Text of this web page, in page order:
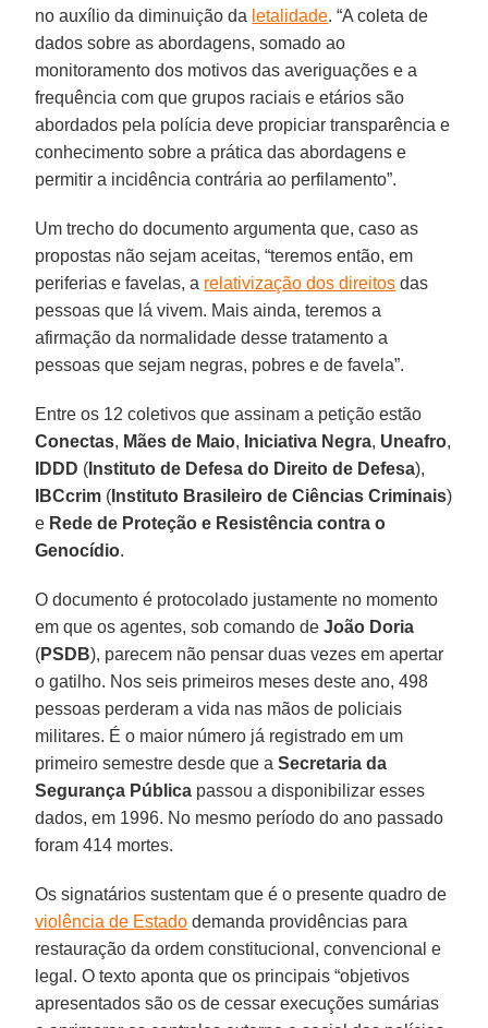
no auxílio da diminuição da letalidade. “A coleta de
dados sobre as abordagens, somado ao
monitoramento dos motivos das averiguações e a
frequência com que grupos raciais e etários são
abordados pela polícia deve propiciar transparência e
conhecimento sobre a prática das abordagens e
permitir a incidência contrária ao perfilamento”.
Um trecho do documento argumenta que, caso as
propostas não sejam aceitas, “teremos então, em
periferias e favelas, a relativização dos direitos das
pessoas que lá vivem. Mais ainda, teremos a
afirmação da normalidade desse tratamento a
pessoas que sejam negras, pobres e de favela”.
Entre os 12 coletivos que assinam a petição estão
Conectas, Mães de Maio, Iniciativa Negra, Uneafro,
IDDD ( Instituto de Defesa do Direito de Defesa),
IBCcrim ( Instituto Brasileiro de Ciências Criminais)
e Rede de Proteção e Resistência contra o
Genocídio.
O documento é protocolado justamente no momento
em que os agentes, sob comando deJoão Doria
(PSDB), parecem não pensar duas vezes em apertar
o gatilho. Nos seis primeiros meses deste ano, 498
pessoas perderam a vida nas mãos de policiais
militares. É o maior número já registrado em um
primeiro semestre desde que aSecretaria da
Segurança Pública passou a disponibilizar esses
dados, em 1996. No mesmo período do ano passado
foram 414 mortes.
Os signatários sustentam que é o presente quadro de
violência de Estado demanda providências para
restauração da ordem constitucional, convencional e
legal. O texto aponta que os principais “objetivos
apresentados são os de cessar execuções sumárias